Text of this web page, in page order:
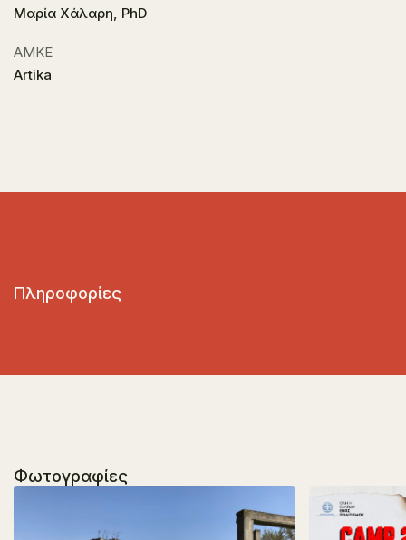
Μαρία Χάλαρη, PhD
ΑΜΚΕ
Artika
Πληροφορίες
Φωτογραφίες